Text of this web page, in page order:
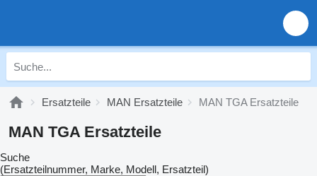
Ersatzteile MAN Ersatzteile MAN TGA Ersatzteile
MAN TGA Ersatzteile
Suche
(Ersatzteilnummer, Marke, Modell, Ersatzteil)